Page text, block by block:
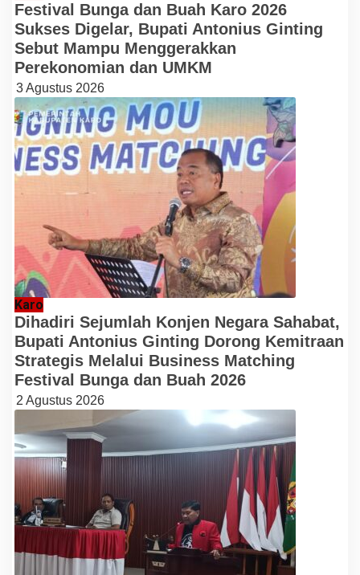
Festival Bunga dan Buah Karo 2026
Sukses Digelar, Bupati Antonius Ginting
Sebut Mampu Menggerakkan
Perekonomian dan UMKM
3 Agustus 2026
Karo
Dihadiri Sejumlah Konjen Negara Sahabat,
Bupati Antonius Ginting Dorong Kemitraan
Strategis Melalui Business Matching
Festival Bunga dan Buah 2026
2 Agustus 2026